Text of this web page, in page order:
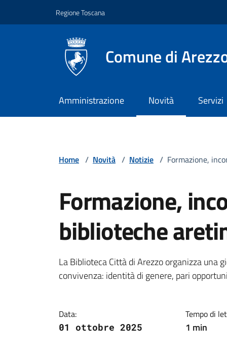
Regione Toscana
Comune di
Amministrazione Novità Servizi
Home / Novità / Notizie / Formazione,
Formazione,
biblioteche
Dettagli della
La Biblioteca Città di Arezzo organizza
convivenza: identità di genere, pari
Data:
01 ottobre 2025
Tempo di
1 min